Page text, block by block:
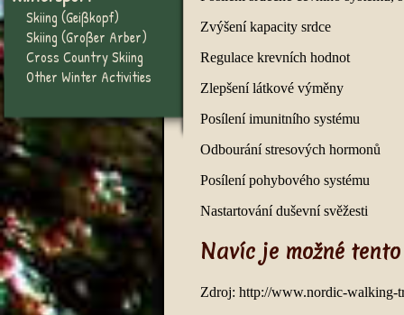
Skiing (Geißkopf)
Skiing (Großer Arber)
Cross Country Skiing
Other Winter Activities
Zvýšení kapacity srdce
Regulace krevních hodnot
Zlepšení látkové výměny
Posílení imunitního systému
Odbourání stresových hormonů
Posílení pohybového systému
Nastartování duševní svěžesti
Navíc je možné
Zdroj: http://www.nordic-walking-